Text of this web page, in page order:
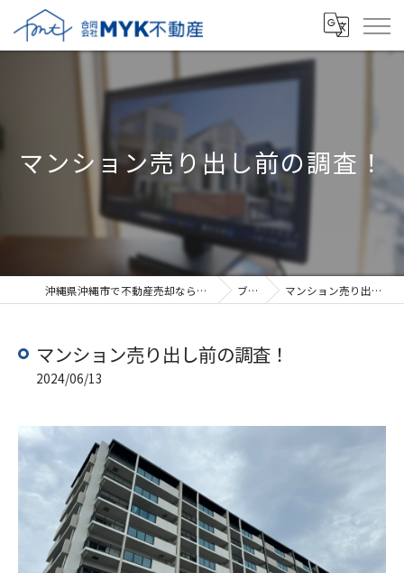
マンション売り出し前の調査！
沖縄県沖縄市で不動産売却なら合同会社MYK不動産 ブログ マンション売り出し前の調査！
マンション売り出し前の調査！
2024/06/13